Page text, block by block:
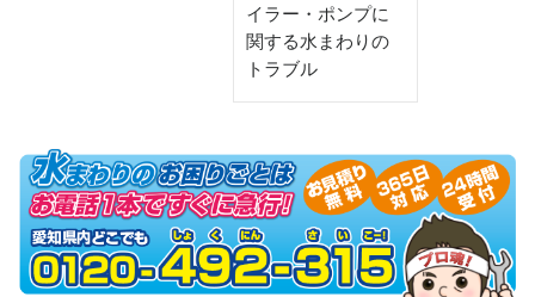
イラー・ポンプに
関する水まわりの
トラブル